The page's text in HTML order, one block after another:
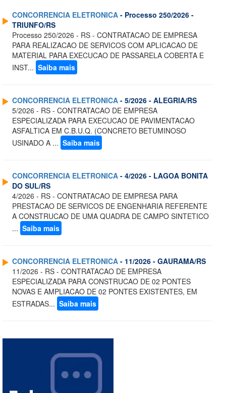
CONCORRENCIA ELETRONICA - Processo 250/2026 -
TRIUNFO/RS
Processo 250/2026 - RS - CONTRATACAO DE EMPRESA
PARA REALIZACAO DE SERVICOS COM APLICACAO DE
MATERIAL PARA EXECUCAO DE PASSARELA COBERTA E
INST... Saiba mais
CONCORRENCIA ELETRONICA - 5/2026 - ALEGRIA/RS
5/2026 - RS - CONTRATACAO DE EMPRESA
ESPECIALIZADA PARA EXECUCAO DE PAVIMENTACAO
ASFALTICA EM C.B.U.Q. (CONCRETO BETUMINOSO
USINADO A ... Saiba mais
CONCORRENCIA ELETRONICA - 4/2026 - LAGOA BONITA
DO SUL/RS
4/2026 - RS - CONTRATACAO DE EMPRESA PARA
PRESTACAO DE SERVICOS DE ENGENHARIA REFERENTE
A CONSTRUCAO DE UMA QUADRA DE CAMPO SINTETICO
... Saiba mais
CONCORRENCIA ELETRONICA - 11/2026 - GAURAMA/RS
11/2026 - RS - CONTRATACAO DE EMPRESA
ESPECIALIZADA PARA CONSTRUCAO DE 02 PONTES
NOVAS E AMPLIACAO DE 02 PONTES EXISTENTES, EM
ESTRADAS... Saiba mais